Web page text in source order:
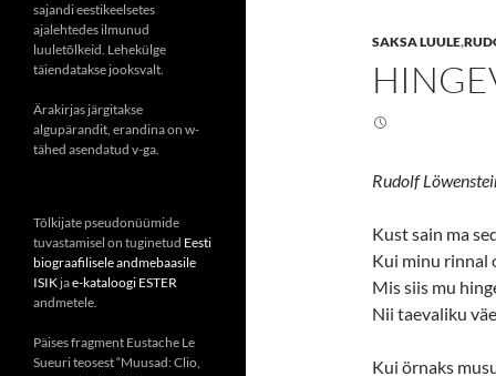
SAKSA LUULE,
Rudolf
Kust sain ma
Kui minu rinnal
Mis siis mu
Nii taevaliku
Kui örnaks
sajandi eestikeelsetes
ajalehtedes ilmunud
luuletõlkeid. Lehekülge
täiendatakse jooksvalt.
Ärakirjas järgitakse
algupärandit, erandina on w-
tähed asendatud v-ga.
Tõlkijate pseudonüümide
tuvastamisel on tuginetud Eesti
biograafilisele andmebaasile
ISIK jae-kataloogi ESTER
andmetele.
Päises fragment Eustache Le
Sueuri teosest “Muusad: Clio,